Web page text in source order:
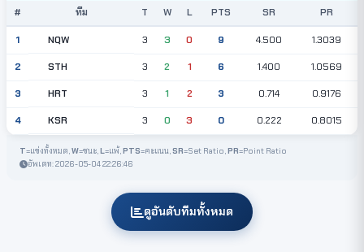
# ทีม T W L PTS SR PR
1 NQW 3 3 0 9 4.500 1.3039
2 STH 3 2 1 6 1.400 1.0569
3 HRT 3 1 2 3 0.714 0.9176
4 KSR 3 0 3 0 0.222 0.8015
T=แข่งทั้งหมด,W=ชนะ,L=แพ้,PTS=คะแนน,SR=Set Ratio,PR=Point Ratio
อัพเดท: 2026-05-04 22:26:46
ดูอันดับทีมทั้งหมด